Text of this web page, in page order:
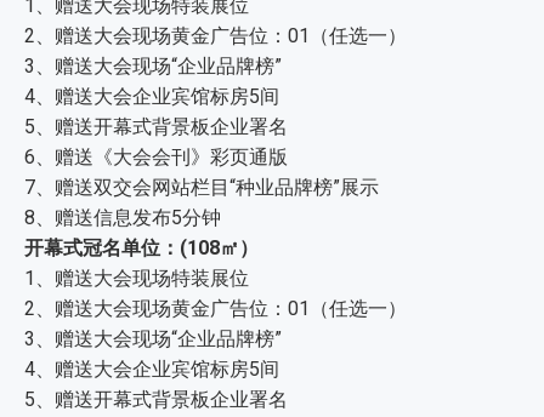
1、赠送大会现场特装展位
2、赠送大会现场黄金广告位：01（任选一）
3、赠送大会现场“企业品牌榜”
4、赠送大会企业宾馆标房5间
5、赠送开幕式背景板企业署名
6、赠送《大会会刊》彩页通版
7、赠送双交会网站栏目“种业品牌榜”展示
8、赠送信息发布5分钟
开幕式冠名单位：(108㎡）
1、赠送大会现场特装展位
2、赠送大会现场黄金广告位：01（任选一）
3、赠送大会现场“企业品牌榜”
4、赠送大会企业宾馆标房5间
5、赠送开幕式背景板企业署名